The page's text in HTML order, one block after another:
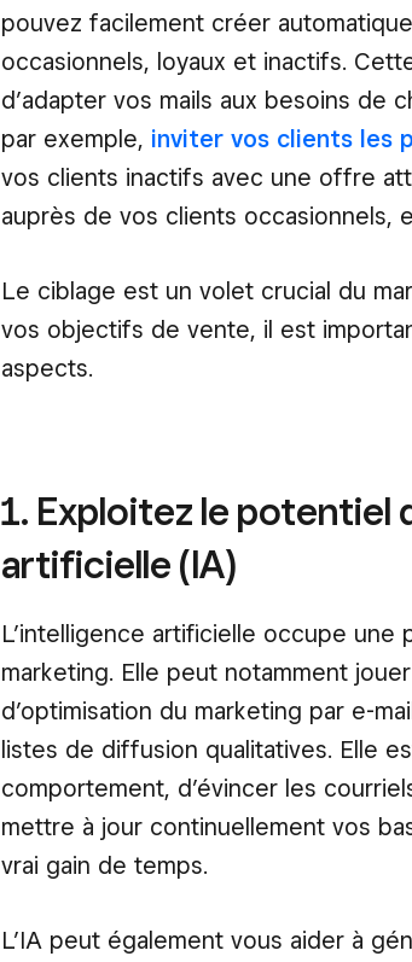
pouvez facilement créer
occasionnels, loyaux et inactifs.
d’adapter vos mails aux besoins de
par exemple, inviter vos clients les
vos clients inactifs avec une offre
auprès de vos clients occasionnels,
Le ciblage est un volet crucial du
vos objectifs de vente, il est
aspects.
1. Exploitez le potentiel
artificielle (IA)
L’intelligence artificielle occupe
marketing. Elle peut notamment
d’optimisation du marketing par e-
listes de diffusion qualitatives. Elle
comportement, d’évincer les
mettre à jour continuellement vos
vrai gain de temps.
L’IA peut également vous aider à